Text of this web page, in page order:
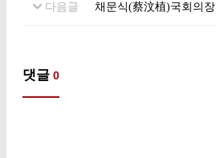
다음글 채문식(蔡汶植)국회의장
댓글 0